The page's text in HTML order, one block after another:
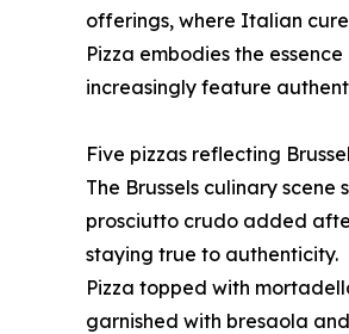
offerings, where Italian
Pizza embodies the
increasingly feature
Five pizzas reflecting
The Brussels culinary
prosciutto crudo added
staying true to authenticity.
Pizza topped with
garnished with bresaola